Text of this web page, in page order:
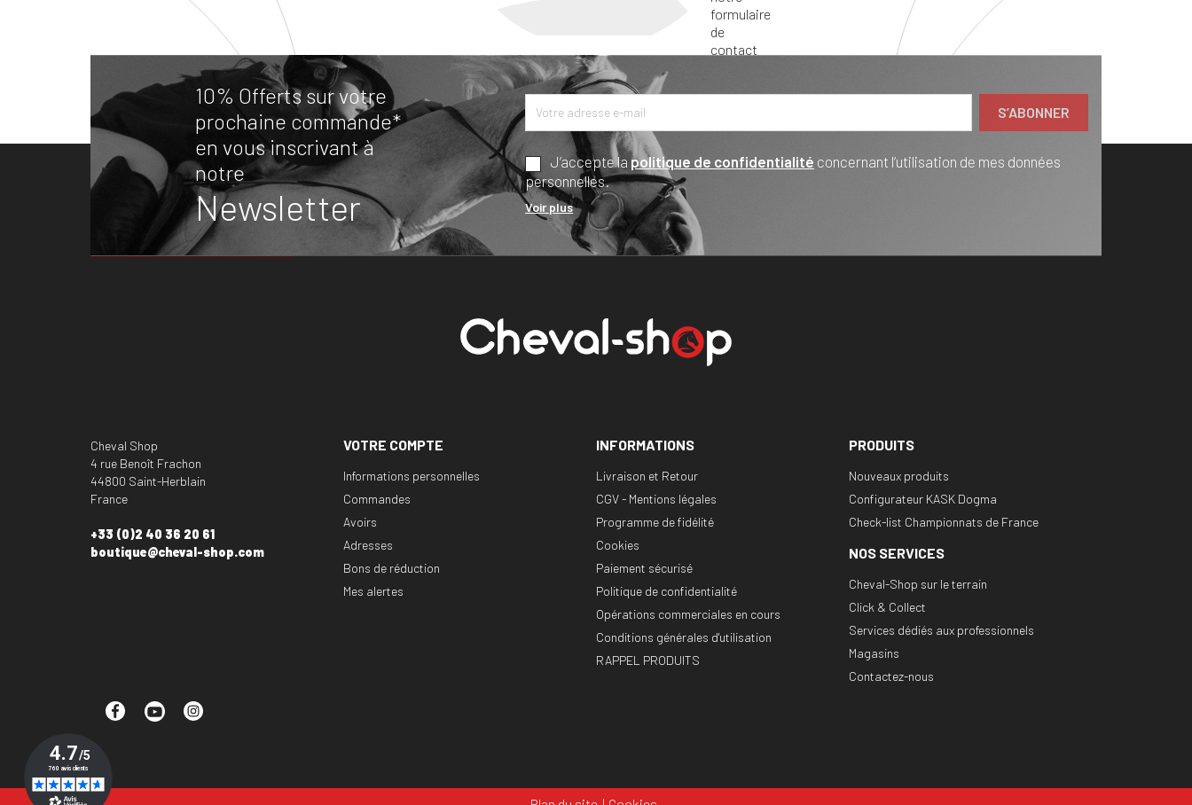
10% Offerts sur votre
prochaine commande*
en vous inscrivant à
notre
Newsletter
J’accepte la politique de confidentialité concernant l’utilisation de mes données
personnelles.
Voir plus
Cheval Shop
4 rue Benoît Frachon
44800 Saint-Herblain
France
+33 (0)2 40 36 20 61
boutique@cheval-shop.com
VOTRE COMPTE
Informations personnelles
Commandes
Avoirs
Adresses
Bons de réduction
Mes alertes
INFORMATIONS
Livraison et Retour
CGV - Mentions légales
Programme de fidélité
Cookies
Paiement sécurisé
Politique de confidentialité
Opérations commerciales en cours
Conditions générales d'utilisation
RAPPEL PRODUITS
PRODUITS
Nouveaux produits
Configurateur KASK Dogma
Check-list Championnats de France
NOS SERVICES
Cheval-Shop sur le terrain
Click & Collect
Services dédiés aux professionnels
Magasins
Contactez-nous
FacebookYouTube